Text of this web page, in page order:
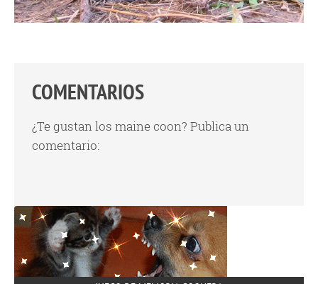
COMENTARIOS
¿Te gustan los maine coon? Publica un
comentario: